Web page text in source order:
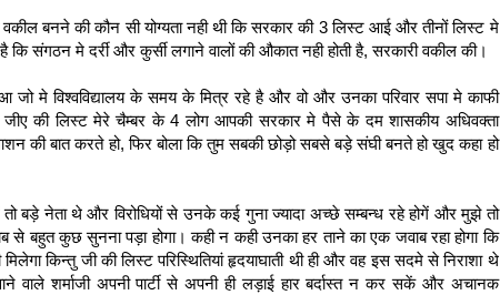
वकील बनने की कौन सी योग्‍यता नही थी कि सरकार की 3 लिस्‍ट आई और तीनों लिस्‍ट मे
कि संगठन मे दर्री और कुर्सी लगाने वालों की औकात नही होती है, सरकारी वकील की।
जो मे विश्‍वविद्यालय के समय के मित्र रहे है और वो और उनका परिवार सपा मे काफी
जीए की लिस्‍ट मेरे चैम्‍बर के 4 लोग आपकी सरकार मे पैसे के दम शासकीय अधिवक्ता
की बात करते हो, फिर बोला कि तुम सबकी छोड़ो सबसे बड़े संघी बनते हो खुद कहा हो
बड़े नेता थे और विरोधियों से उनके कई गुना ज्‍यादा अच्‍छे सम्‍बन्‍ध रहे होगें और मुझे तो
बहुत कुछ सुनना पड़ा होगा। कही न कही उनका हर ताने का एक जवाब रहा होगा कि
किन्‍तु जी की लिस्‍ट पर‍िस्थितियां हृदयाघाती थी ही और वह इस सदमे से निराशा थे
वाले शर्माजी अपनी पार्टी से अपनी ही लड़ाई हार बर्दास्‍त न कर सकें और अचानक